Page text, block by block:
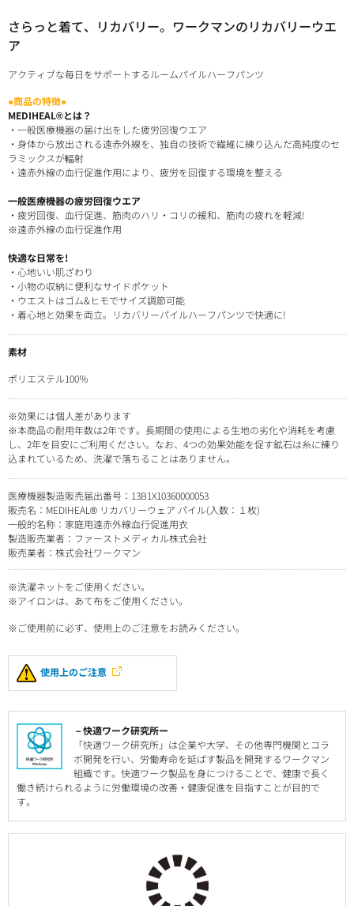
さらっと着て、リカバリー。ワークマンのリカバリーウエ
ア
アクティブな毎日をサポートするルームパイルハーフパンツ
●商品の特徴●
MEDIHEAL®とは？
・一般医療機器の届け出をした疲労回復ウエア
・身体から放出される遠赤外線を、独自の技術で繊維に練り込んだ高純度のセ
ラミックスが輻射
・遠赤外線の血行促進作用により、疲労を回復する環境を整える
一般医療機器の疲労回復ウエア
・疲労回復、血行促進、筋肉のハリ・コリの緩和、筋肉の疲れを軽減!
※遠赤外線の血行促進作用
快適な日常を!
・心地いい肌ざわり
・小物の収納に便利なサイドポケット
・ウエストはゴム&ヒモでサイズ調節可能
・着心地と効果を両立。リカバリーパイルハーフパンツで快適に!
素材
ポリエステル100％
※効果には個人差があります
※本商品の耐用年数は2年です。長期間の使用による生地の劣化や消耗を考慮
し、2年を目安にご利用ください。なお、4つの効果効能を促す鉱石は糸に練り
込まれているため、洗濯で落ちることはありません。
医療機器製造販売届出番号：13B1X10360000053
販売名：MEDIHEAL® リカバリーウェア パイル(入数：１枚)
一般的名称：家庭用遠赤外線血行促進用衣
製造販売業者：ファーストメディカル株式会社
販売業者：株式会社ワークマン
※洗濯ネットをご使用ください。
※アイロンは、あて布をご使用ください。
※ご使用前に必ず、使用上のご注意をお読みください。
使用上のご注意
－快適ワーク研究所ー
「快適ワーク研究所」は企業や大学、その他専門機関とコラ
ボ開発を行い、労働寿命を延ばす製品を開発するワークマン
組織です。快適ワーク製品を身につけることで、健康で長く
働き続けられるように労働環境の改善・健康促進を目指すことが目的で
す。